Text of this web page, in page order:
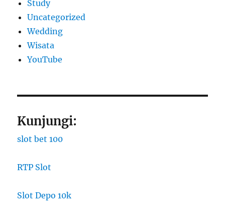
Study
Uncategorized
Wedding
Wisata
YouTube
Kunjungi:
slot bet 100
RTP Slot
Slot Depo 10k